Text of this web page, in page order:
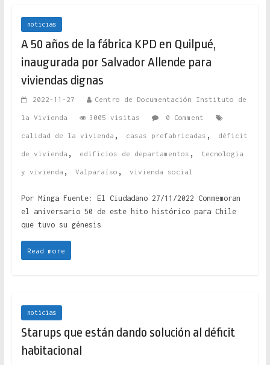
noticias
A 50 años de la fábrica KPD en Quilpué,
inaugurada por Salvador Allende para
viviendas dignas
2022-11-27 Centro de Documentación Instituto de
la Vivienda 3005 visitas 0 Comment
calidad de la vivienda , casas prefabricadas , déficit
de vivienda , edificios de departamentos , tecnologia
y vivienda , Valparaíso , vivienda social
Por Minga Fuente: El Ciudadano 27/11/2022 Conmemoran
el aniversario 50 de este hito histórico para Chile
que tuvo su génesis
Read more
noticias
Starups que están dando solución al déficit
habitacional